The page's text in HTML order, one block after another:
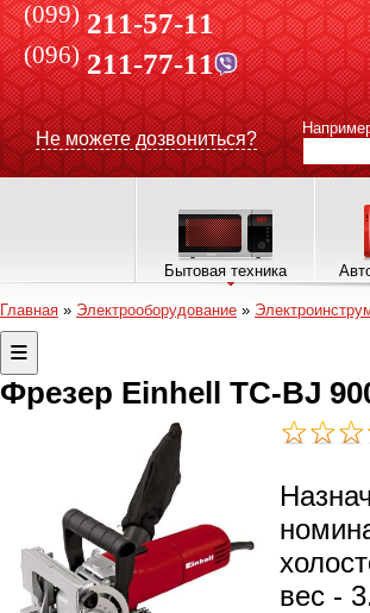
(099) 211-57-11
(096)211-77-11
Не можете дозвониться?
Бытовая техника
Главная » Электрооборудование »
Фрезер Einhell TC-BJ
вес -